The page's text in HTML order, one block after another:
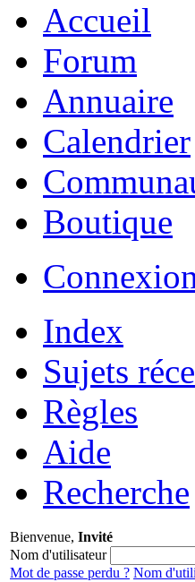
Accueil
Forum
Annuaire
Calendrier
Boutique
Index
Sujets
Règles
Aide
Recherche
Bienvenue, Invité
Nom d'utilisateur
Mot de passe perdu ? Nom